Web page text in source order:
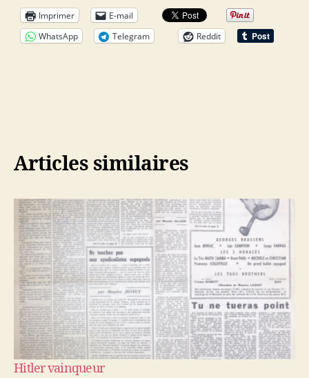
Imprimer
E-mail
WhatsApp
Telegram Reddit
Articles similaires
Hitler vainqueur